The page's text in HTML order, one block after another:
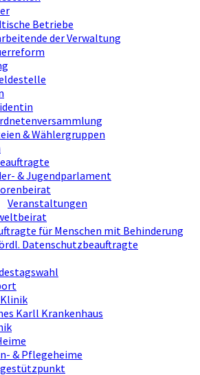
Betriebe
der Verwaltung
& Wählergruppen
& Jugendparlament
Veranstaltungen
für Menschen mit Behinderung
Datenschutzbeauftragte
Karll Krankenhaus
& Pflegeheime